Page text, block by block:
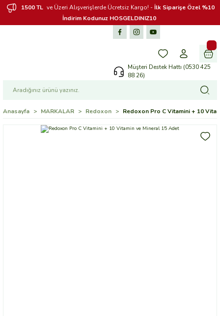
1500 TL ve Üzeri Alışverişlerde Ücretsiz Kargo! - İlk Siparişe Özel %10
İndirim Kodunuz HOSGELDINIZ10
Müşteri Destek Hattı (0530 425
88 26)
Anasayfa MARKALAR Redoxon Redoxon Pro C Vitamini + 10